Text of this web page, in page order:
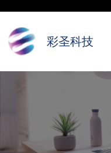
彩圣科技